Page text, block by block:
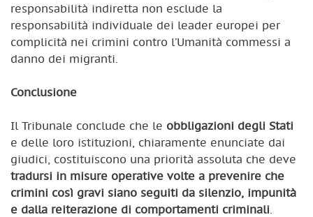
responsabilità indiretta non esclude la
responsabilità individuale dei leader europei per
complicità nei crimini contro l’Umanità commessi a
danno dei migranti.
Conclusione
Il Tribunale conclude che le obbligazioni degli Stati
e delle loro istituzioni, chiaramente enunciate dai
giudici, costituiscono una priorità assoluta che deve
tradursi in misure operative volte a prevenire che
crimini così gravi siano seguiti da silenzio, impunità
e dalla reiterazione di comportamenti criminali